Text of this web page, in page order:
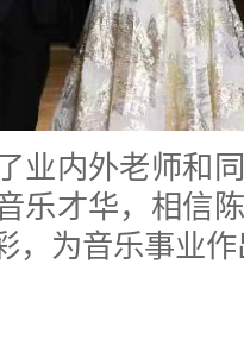
内外老师和同
乐才华，相信
，为音乐事业